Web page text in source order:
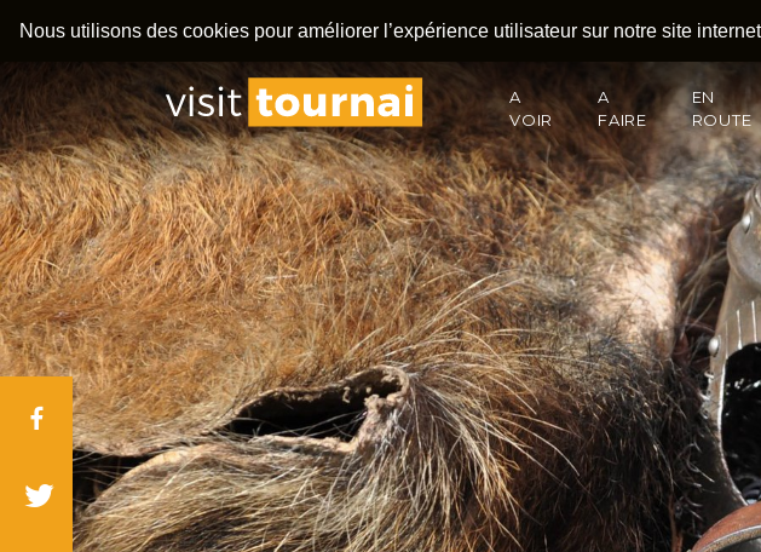
Nous utilisons des cookies pour améliorer l’expérience utilisateur sur notre site
A
VOIR
A
FAIRE
EN
ROUTE
Facebook
Twitter